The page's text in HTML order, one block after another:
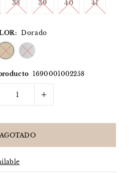
38 39 40 41
Dorado
1690001002258
+